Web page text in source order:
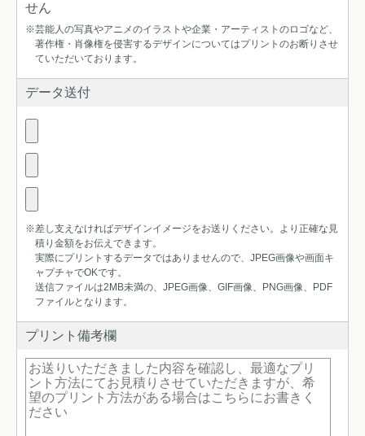
せん
※芸能人の写真やアニメのイラストや企業・アーティストのロゴなど、
著作権・肖像権を侵害するデザインについてはプリントのお断りさせ
ていただいております。
データ送付
※差し支えなければデザインイメージをお送りください。より正確な見
積り金額をお伝えできます。
実際にプリントするデータではありませんので、JPEG画像や画面キ
ャプチャでOKです。
送信ファイルは2MB未満の、JPEG画像、GIF画像、PNG画像、PDF
ファイルとなります。
プリント備考欄